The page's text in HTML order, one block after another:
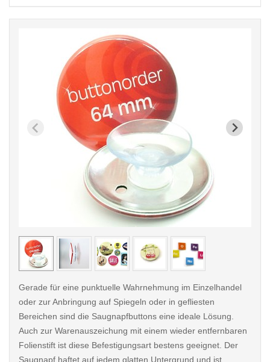
< /picture>
Gerade für eine punktuelle Wahrnehmung im Einzelhandel
oder zur Anbringung auf Spiegeln oder in gefliesten
Bereichen sind die Saugnapfbuttons eine ideale Lösung.
Auch zur Warenauszeichung mit einem wieder entfernbaren
Folienstift ist diese Befestigungsart bestens geeignet. Der
Saugnapf haftet auf jedem glatten Untergrund und ist